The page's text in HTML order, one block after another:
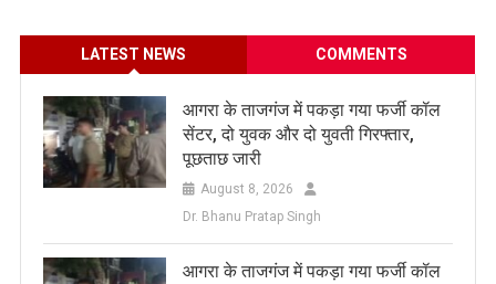
LATEST NEWS COMMENTS
आगरा के ताजगंज में पकड़ा गया फर्जी कॉल
सेंटर, दो युवक और दो युवती गिरफ्तार,
पूछताछ जारी
August 8, 2026
Dr. Bhanu Pratap Singh
आगरा के ताजगंज में पकड़ा गया फर्जी कॉल